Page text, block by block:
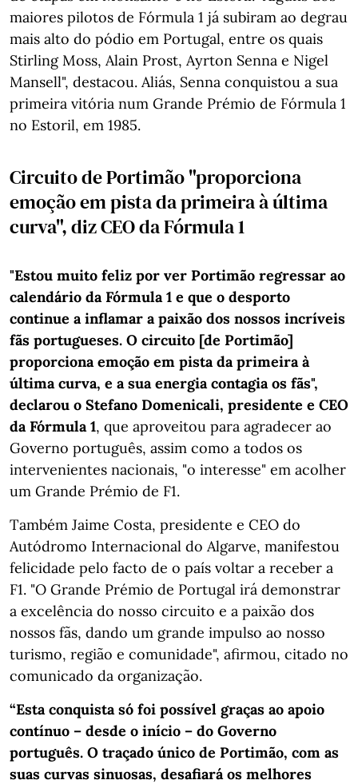
maiores pilotos de Fórmula 1 já subiram ao degrau
mais alto do pódio em Portugal, entre os quais
Stirling Moss, Alain Prost, Ayrton Senna e Nigel
Mansell", destacou. Aliás, Senna conquistou a sua
primeira vitória num Grande Prémio de Fórmula 1
no Estoril, em 1985.
Circuito de Portimão "proporciona
emoção em pista da primeira à última
curva", diz CEO da Fórmula 1
"Estou muito feliz por ver Portimão regressar ao
calendário da Fórmula 1 e que o desporto
continue a inflamar a paixão dos nossos incríveis
fãs portugueses. O circuito [de Portimão]
proporciona emoção em pista da primeira à
última curva, e a sua energia contagia os fãs",
declarou o Stefano Domenicali, presidente e CEO
da Fórmula 1, que aproveitou para agradecer ao
Governo português, assim como a todos os
intervenientes nacionais, "o interesse" em acolher
um Grande Prémio de F1.
Também Jaime Costa, presidente e CEO do
Autódromo Internacional do Algarve, manifestou
felicidade pelo facto de o país voltar a receber a
F1. "O Grande Prémio de Portugal irá demonstrar
a excelência do nosso circuito e a paixão dos
nossos fãs, dando um grande impulso ao nosso
turismo, região e comunidade", afirmou, citado no
comunicado da organização.
“Esta conquista só foi possível graças ao apoio
contínuo – desde o início – do Governo
português. O traçado único de Portimão, com as
suas curvas sinuosas, desafiará os melhores